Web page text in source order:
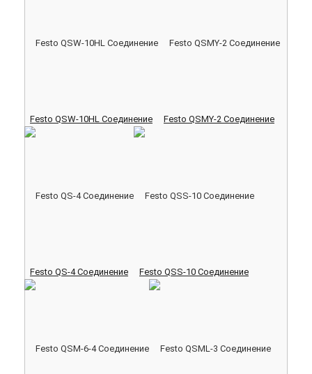
Festo QSW-10HL Соединение Festo QSMY-2 Соединение
Festo QS-4 Соединение Festo QSS-10 Соединение